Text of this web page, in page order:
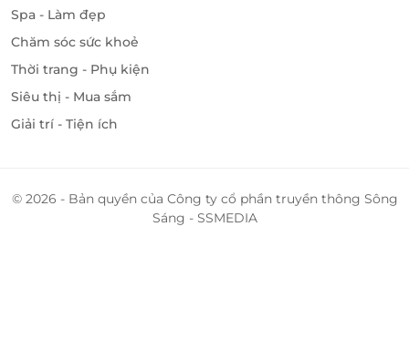
Spa - Làm đẹp
Chăm sóc sức khoẻ
Thời trang - Phụ kiện
Siêu thị - Mua sắm
Giải trí - Tiện ích
© 2026 - Bản quyền của Công ty cổ phần truyền thông Sông
Sáng - SSMEDIA